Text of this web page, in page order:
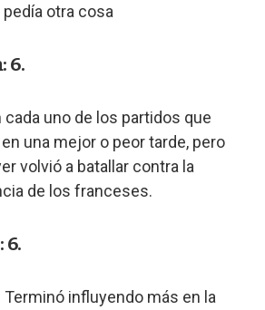
otra cosa
6.
uno de los partidos que
una mejor o peor tarde, pero
volvió a batallar contra la
de los franceses.
6.
Terminó influyendo más en la